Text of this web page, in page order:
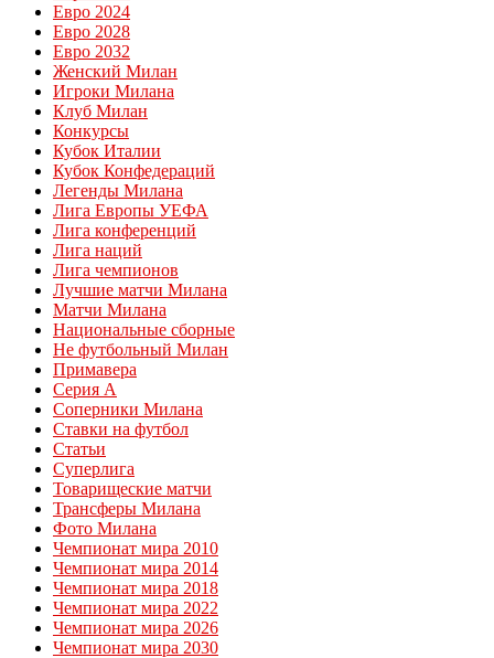
Евро 2024
Евро 2028
Евро 2032
Женский Милан
Игроки Милана
Клуб Милан
Конкурсы
Кубок Италии
Кубок Конфедераций
Легенды Милана
Лига Европы УЕФА
Лига конференций
Лига наций
Лига чемпионов
Лучшие матчи Милана
Матчи Милана
Национальные сборные
Не футбольный Милан
Примавера
Серия А
Соперники Милана
Ставки на футбол
Статьи
Суперлига
Товарищеские матчи
Трансферы Милана
Фото Милана
Чемпионат мира 2010
Чемпионат мира 2014
Чемпионат мира 2018
Чемпионат мира 2022
Чемпионат мира 2026
Чемпионат мира 2030